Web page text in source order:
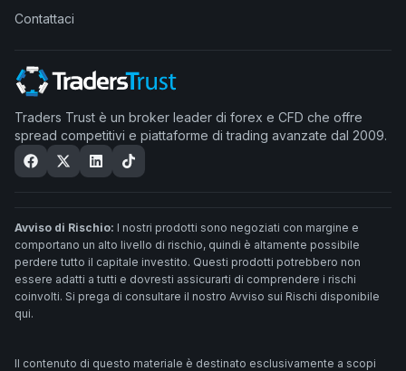
Contattaci
Traders Trust è un broker leader di forex e CFD che offre
spread competitivi e piattaforme di trading avanzate dal 2009.
Avviso di Rischio: I nostri prodotti sono negoziati con margine e
comportano un alto livello di rischio, quindi è altamente possibile
perdere tutto il capitale investito. Questi prodotti potrebbero non
essere adatti a tutti e dovresti assicurarti di comprendere i rischi
coinvolti. Si prega di consultare il nostro Avviso sui Rischi disponibile
qui.
Il contenuto di questo materiale è destinato esclusivamente a scopi